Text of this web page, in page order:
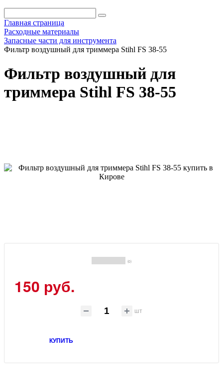
Главная страница
Расходные материалы
Запасные части для инструмента
Фильтр воздушный для триммера Stihl FS 38-55
Фильтр воздушный для
триммера Stihl FS 38-55
(0)
150 руб.
шт
КУПИТЬ